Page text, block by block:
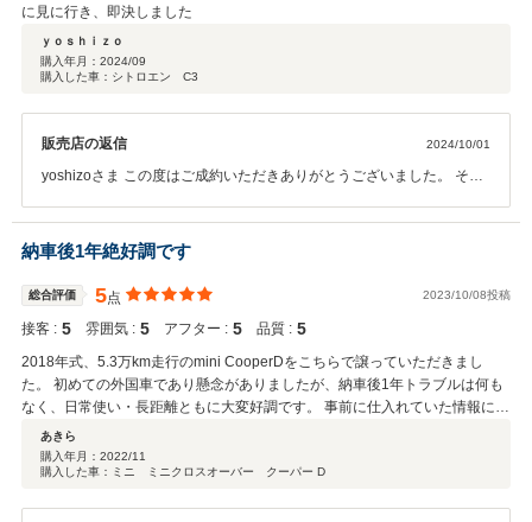
に見に行き、即決しました
ｙｏｓｈｉｚｏ
購入年月： 2024/09
購入した車：シトロエン C3
販売店の返信 2024/10/01
yoshizoさま この度はご成約いただきありがとうございました。 その
あるＣ３の中でもすぐにお目にとめていただき、また即決いただき大
変感謝しております。 さらにこのような高評価をいただきありがとう
ございます。 今後もyoshizo様のお役に立てますよう精進してまいり
ます。 これからもよろしくお願いします。
納車後1年絶好調です
総合評価 5点 2023/10/08投稿
接客 : 5 雰囲気 : 5 アフター : 5 品質 : 5
2018年式、5.3万km走行のmini CooperDをこちらで譲っていただきまし
た。 初めての外国車であり懸念がありましたが、納車後1年トラブルは何も
なく、日常使い・長距離ともに大変好調です。 事前に仕入れていた情報に比
してトラブルが少ないのは、前オーナーが良かったのか、私の運が良かった
のもあるのでしょうが、 おそらく販売店における整備状態・整備力がかなり
良かったのではないか、と想像します。エンジン、電装品ふくめトラブル皆
あきら
購入年月： 2022/11
購入した車：ミニ ミニクロスオーバー クーパー D